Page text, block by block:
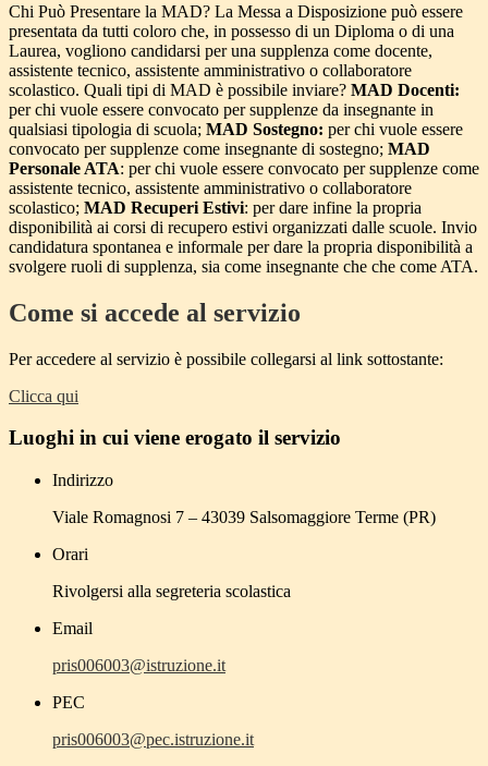
Chi Può Presentare la MAD? La Messa a Disposizione può essere
presentata da tutti coloro che, in possesso di un Diploma o di una
Laurea, vogliono candidarsi per una supplenza come docente,
assistente tecnico, assistente amministrativo o collaboratore
scolastico. Quali tipi di MAD è possibile inviare? MAD Docenti:
per chi vuole essere convocato per supplenze da insegnante in
qualsiasi tipologia di scuola; MAD Sostegno: per chi vuole essere
convocato per supplenze come insegnante di sostegno; MAD
Personale ATA: per chi vuole essere convocato per supplenze come
assistente tecnico, assistente amministrativo o collaboratore
scolastico; MAD Recuperi Estivi: per dare infine la propria
disponibilità ai corsi di recupero estivi organizzati dalle scuole. Invio
candidatura spontanea e informale per dare la propria disponibilità a
svolgere ruoli di supplenza, sia come insegnante che che come ATA.
Come si accede al servizio
Per accedere al servizio è possibile collegarsi al link sottostante:
Clicca qui
Luoghi in cui viene erogato il servizio
Indirizzo
Viale Romagnosi 7 – 43039 Salsomaggiore Terme (PR)
Orari
Rivolgersi alla segreteria scolastica
Email
pris006003@istruzione.it
PEC
pris006003@pec.istruzione.it